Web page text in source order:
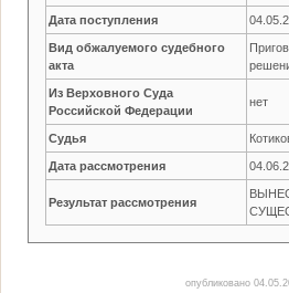
Дата поступления
Вид обжалуемого судебного
акта
Из Верховного Суда
Российской Федерации
нет
Судья
Дата рассмотрения
Результат рассмотрения
опубликовано